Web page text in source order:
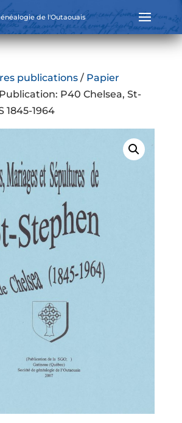
de l'Outaouais
publications/ Papier
P40 Chelsea, St-
1845-1964